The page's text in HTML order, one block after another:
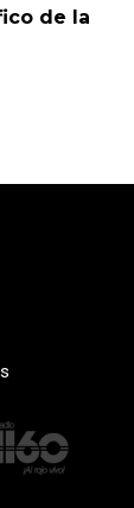
de la